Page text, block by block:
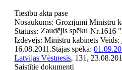
Tiesību akta pase
Nosaukums: Grozījumi Ministru
Nr.1616
Statuss: Zaudējis spēku
Izdevējs: Ministru kabinets Veids:
16.08.2011.Stājas spēkā:
Latvijas Vēstnesis, 131,
Saistītie dokumenti